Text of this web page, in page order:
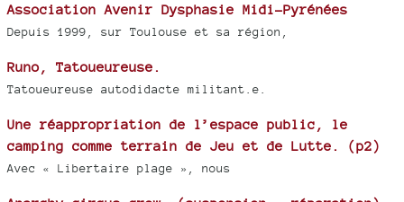
Association Avenir Dysphasie Midi-Pyrénées
Depuis 1999, sur Toulouse et sa région,
Runo, Tatoueureuse.
Tatoueureuse autodidacte militant.e.
Une réappropriation de l’espace public, le
camping comme terrain de Jeu et de Lutte. (p2)
Avec « Libertaire plage », nous